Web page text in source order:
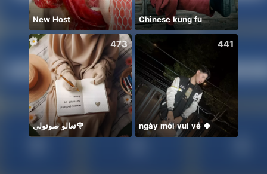
New Host Chinese kung fu
473
تعالو صوتولى🌹
441
ngày mới vui vẻ 🍀